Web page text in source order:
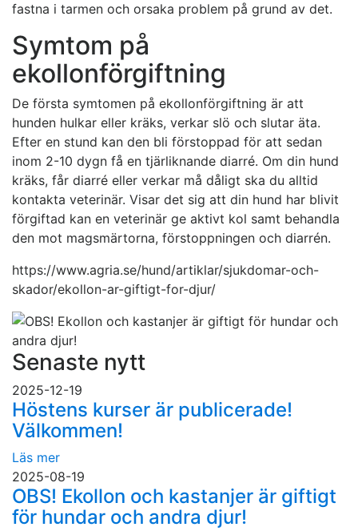
fastna i tarmen och orsaka problem på grund av det.
Symtom på
ekollonförgiftning
De första symtomen på ekollonförgiftning är att
hunden hulkar eller kräks, verkar slö och slutar äta.
Efter en stund kan den bli förstoppad för att sedan
inom 2-10 dygn få en tjärliknande diarré. Om din hund
kräks, får diarré eller verkar må dåligt ska du alltid
kontakta veterinär. Visar det sig att din hund har blivit
förgiftad kan en veterinär ge aktivt kol samt behandla
den mot magsmärtorna, förstoppningen och diarrén.
https://www.agria.se/hund/artiklar/sjukdomar-och-
skador/ekollon-ar-giftigt-for-djur/
Senaste nytt
2025-12-19
Höstens kurser är publicerade!
Välkommen!
Läs mer
2025-08-19
OBS! Ekollon och kastanjer är giftigt
för hundar och andra djur!